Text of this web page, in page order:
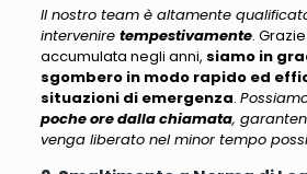
Il nostro team è altamente
intervenire tempestivamente.
accumulata negli anni, siamo in
sgombero in modo rapido ed
situazioni di emergenza.
poche ore dalla chiamata,
venga liberato nel minor tempo